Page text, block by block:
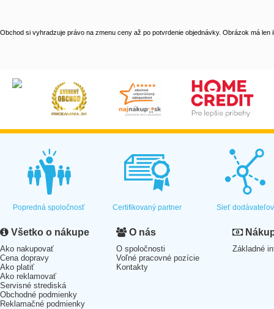
Obchod si vyhradzuje právo na zmenu ceny až po potvrdenie objednávky. Obrázok má len
Popredná spoločnosť Certifikovaný partner Sieť dodávateľov
Všetko o nákupe
Ako nakupovať
Cena dopravy
Ako platiť
Ako reklamovať
Servisné strediská
Obchodné podmienky
Reklamačné podmienky
O nás
O spoločnosti
Voľné pracovné pozície
Kontakty
Základné